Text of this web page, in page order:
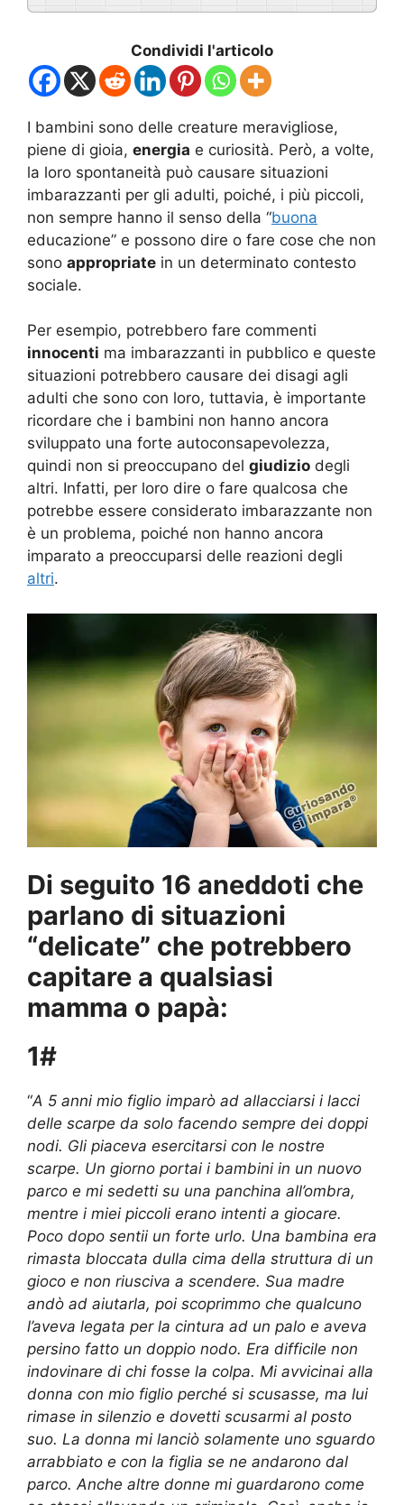
Condividi l'articolo
I bambini sono delle creature meravigliose,
piene di gioia, energia e curiosità. Però, a volte,
la loro spontaneità può causare situazioni
imbarazzanti per gli adulti, poiché, i più piccoli,
non sempre hanno il senso della “buona
educazione” e possono dire o fare cose che non
sono appropriate in un determinato contesto
sociale.
Per esempio, potrebbero fare commenti
innocenti ma imbarazzanti in pubblico e queste
situazioni potrebbero causare dei disagi agli
adulti che sono con loro, tuttavia, è importante
ricordare che i bambini non hanno ancora
sviluppato una forte autoconsapevolezza,
quindi non si preoccupano del giudizio degli
altri. Infatti, per loro dire o fare qualcosa che
potrebbe essere considerato imbarazzante non
è un problema, poiché non hanno ancora
imparato a preoccuparsi delle reazioni degli
altri.
Di seguito 16 aneddoti che
parlano di situazioni
“delicate” che potrebbero
capitare a qualsiasi
mamma o papà:
1#
“A 5 anni mio figlio imparò ad allacciarsi i lacci
delle scarpe da solo facendo sempre dei doppi
nodi. Gli piaceva esercitarsi con le nostre
scarpe. Un giorno portai i bambini in un nuovo
parco e mi sedetti su una panchina all’ombra,
mentre i miei piccoli erano intenti a giocare.
Poco dopo sentii un forte urlo. Una bambina era
rimasta bloccata dulla cima della struttura di un
gioco e non riusciva a scendere. Sua madre
andò ad aiutarla, poi scoprimmo che qualcuno
l’aveva legata per la cintura ad un palo e aveva
persino fatto un doppio nodo. Era difficile non
indovinare di chi fosse la colpa. Mi avvicinai alla
donna con mio figlio perché si scusasse, ma lui
rimase in silenzio e dovetti scusarmi al posto
suo. La donna mi lanciò solamente uno sguardo
arrabbiato e con la figlia se ne andarono dal
parco. Anche altre donne mi guardarono come